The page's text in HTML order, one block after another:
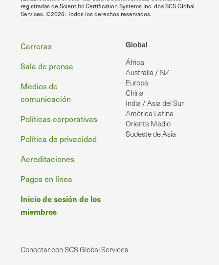
registradas de Scientific Certification Systems Inc. dba SCS Global
Services. ©2026. Todos los derechos reservados.
Global
África
Australia / NZ
Europa
China
India / Asia del Sur
América Latina
Oriente Medio
Sudeste de Asia
Pie
de
página
Carreras
Sala de prensa
Medios de
comunicación
Políticas corporativas
Política de privacidad
Acreditaciones
Pagos en línea
Inicio de sesión de los
miembros
Conectar con SCS Global Services